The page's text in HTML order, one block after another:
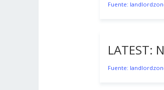
Fuente:
LATEST:
Fuente: